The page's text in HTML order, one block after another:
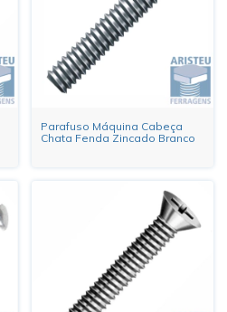
Parafuso Máquina Cabeça
Chata Fenda Zincado Branco